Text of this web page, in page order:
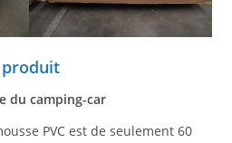
produit
du camping-car
PVC est de seulement 60